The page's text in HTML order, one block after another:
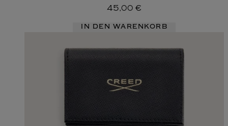
45,00 €
IN DEN WARENKORB